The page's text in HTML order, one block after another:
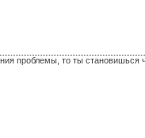
проблемы, то ты становишься